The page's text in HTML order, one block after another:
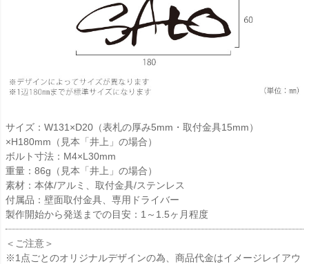
サイズ：W131×D20（表札の厚み5mm・取付金具15mm）
×H180mm（見本「井上」の場合）
ボルト寸法：M4×L30mm
重量：86g（見本「井上」の場合）
素材：本体/アルミ、取付金具/ステンレス
付属品：壁面取付金具、専用ドライバー
製作開始から発送までの目安： 1～1.5ヶ月程度
＜ご注意＞
※1点ごとのオリジナルデザインの為、商品代金はイメージレイアウ